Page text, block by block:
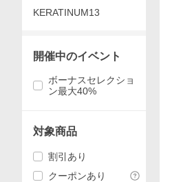
KERATINUM13
開催中のイベント
ボーナスセレクショ
ン最大40%
対象商品
割引あり
クーポンあり